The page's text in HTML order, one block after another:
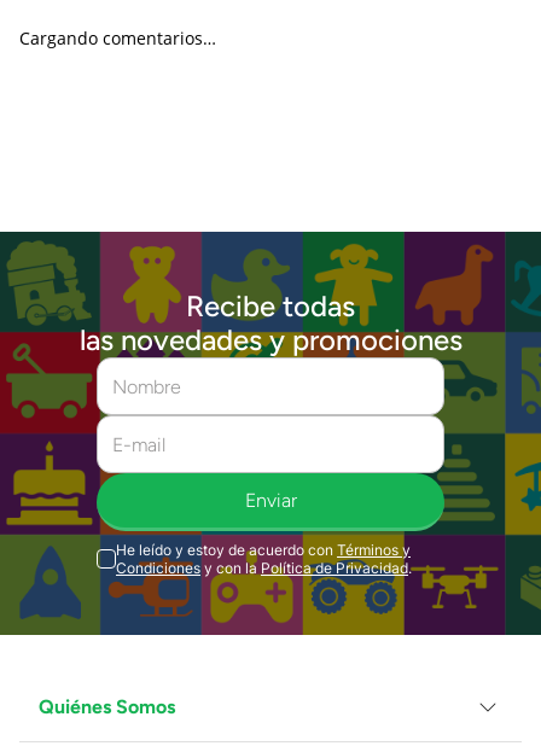
Cargando comentarios…
Recibe todas
las novedades y promociones
Enviar
He leído y estoy de acuerdo con Términos y
Condiciones y con la Política de Privacidad.
Quiénes Somos